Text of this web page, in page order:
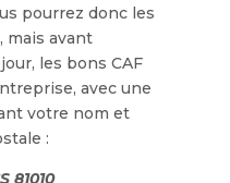
pourrez donc les
mais avant
les bons CAF
avec une
votre nom et
:
81010